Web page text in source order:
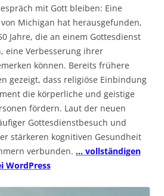
mit Gott bleiben: Eine
Michigan hat herausgefunden,
Jahre, die an einem Gottesdienst
eine Verbesserung ihrer
können. Bereits frühere
gezeigt, dass religiöse Einbindung
die körperliche und geistige
fördern. Laut der neuen
Gottesdienstbesuch und
stärkeren kognitiven Gesundheit
verbunden. … vollständigen
WordPress